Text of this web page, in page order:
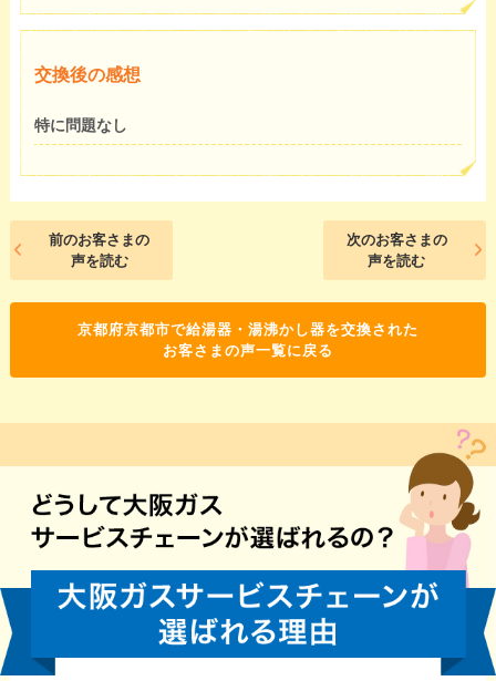
交換後の感想
特に問題なし
前のお客さまの
声を読む
次のお客さまの
声を読む
京都府京都市で給湯器・湯沸かし器を交換された
お客さまの声一覧に戻る